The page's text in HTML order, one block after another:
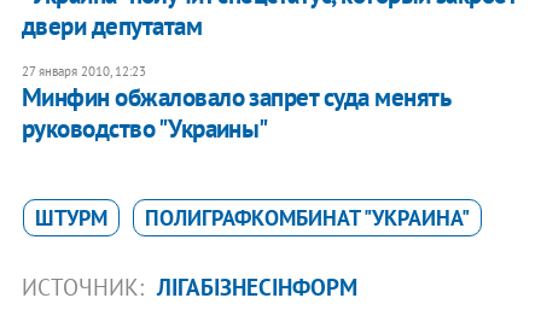
двери депутатам
27 января 2010, 12:23
Минфин обжаловало запрет суда менять
руководство "Украины"
ШТУРМ ПОЛИГРАФКОМБИНАТ "УКРАИНА"
ИСТОЧНИК: ЛІГАБІЗНЕСІНФОРМ